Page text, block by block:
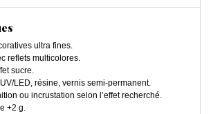
ultra fines.
reflets multicolores.
sucre.
LED, résine, vernis semi-permanent.
ou incrustation selon l’effet recherché.
+2 g.